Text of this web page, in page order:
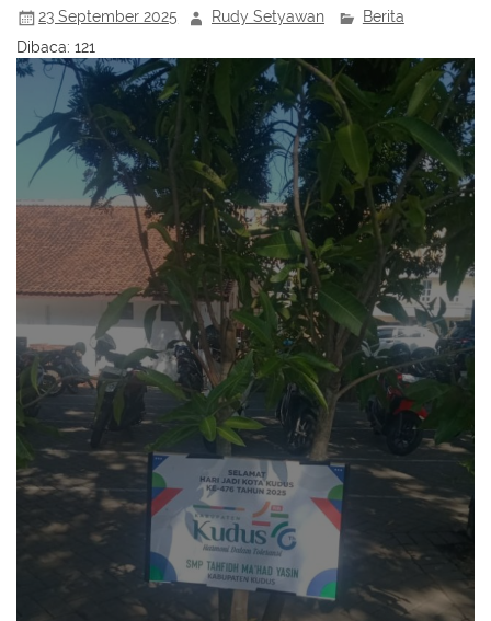
23 September 2025 Rudy Setyawan
Berita
Dibaca: 121